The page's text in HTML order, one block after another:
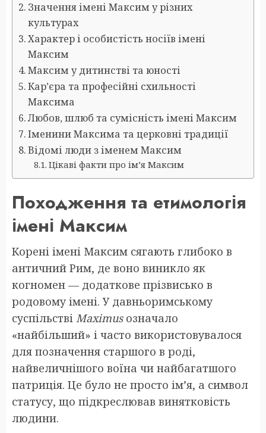
Значення імені Максим у різних
культурах
Характер і особистість носіїв імені
Максим
Максим у дитинстві та юності
Кар’єра та професійні схильності
Максима
Любов, шлюб та сумісність імені Максим
Іменини Максима та церковні традиції
Відомі люди з іменем Максим
Цікаві факти про ім’я Максим
Походження та етимологія
імені Максим
Корені імені Максим сягають глибоко в
античний Рим, де воно виникло як
когномен — додаткове прізвисько в
родовому імені. У давньоримському
суспільстві Maximusозначало
«найбільший» і часто використовувалося
для позначення старшого в роді,
найвеличнішого воїна чи найбагатшого
патриція. Це було не просто ім’я, а символ
статусу, що підкреслював винятковість
людини.